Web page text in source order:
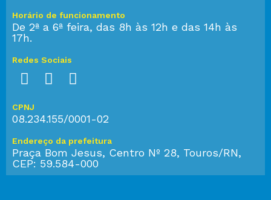
Horário de funcionamento
De 2ª a 6ª feira, das 8h às 12h e das 14h às
17h.
Redes Sociais
CPNJ
08.234.155/0001-02
Endereço da prefeitura
Praça Bom Jesus, Centro Nº 28, Touros/RN,
CEP: 59.584-000